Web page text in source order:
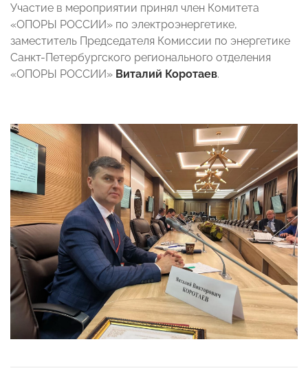
Участие в мероприятии принял член Комитета
«ОПОРЫ РОССИИ» по электроэнергетике,
заместитель Председателя Комиссии по энергетике
Санкт-Петербургского регионального отделения
«ОПОРЫ РОССИИ» Виталий Коротаев.